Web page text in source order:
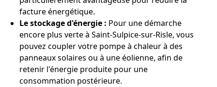
facture énergétique.
Le stockage d'énergie : Pour une démarche
encore plus verte à Saint-Sulpice-sur-Risle, vous
pouvez coupler votre pompe à chaleur à des
panneaux solaires ou à une éolienne, afin de
retenir l'énergie produite pour une
consommation postérieure.